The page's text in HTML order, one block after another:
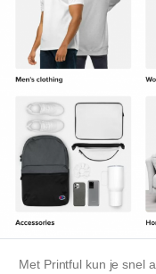
Met Printful kun je snel